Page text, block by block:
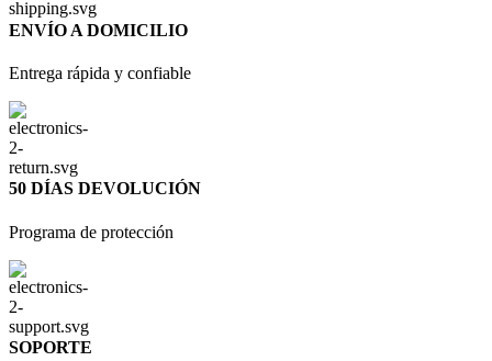
ENVÍO A DOMICILIO
Entrega rápida y confiable
50 DÍAS DEVOLUCIÓN
Programa de protección
SOPORTE